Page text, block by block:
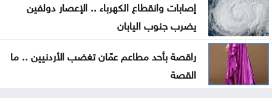
إصابات وانقطاع الكهرباء .. الإعصار دولفين
يضرب جنوب اليابان
راقصة بأحد مطاعم عمّان تغضب الأردنيين .. ما
القصة